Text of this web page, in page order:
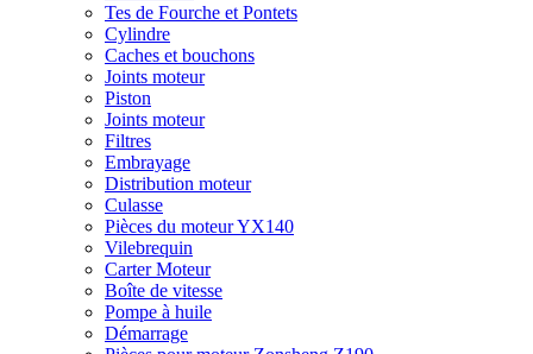
Tes de Fourche et Pontets
Cylindre
Caches et bouchons
Joints moteur
Piston
Joints moteur
Filtres
Embrayage
Distribution moteur
Culasse
Pièces du moteur YX140
Vilebrequin
Carter Moteur
Boîte de vitesse
Pompe à huile
Démarrage